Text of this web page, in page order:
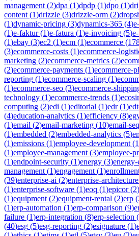
management (2)dpa (1)dpdp (1)dpo (1)
content (1)drizzle (3)drizzle-orm (2)
(1)dynamic-pricing (3)dynamics-365 (4)
(1)e-faktur(1)e-fatura (1)e-invoicing (5)
(1)ebay (3)ec2 (1)ecm (1)ecommerce (
(3)ecommerce-costs (1)ecommerce-
marketing (2)ecommerce-metrics (2)
(2)ecommerce-payments (1)ecommerce-
reporting (1)ecommerce-scaling (1)
(1)ecommerce-seo (3)ecommerce-
technology (1)ecommerce-trends (1)
computing (2)edi (1)editorial (1)edr(1)
(4)education-analytics (1)efficiency (8)
(1)email (2)email-marketing (10)email-
(1)embedded (2)embedded-analytics (5)
(1)emissions (1)employee-development (1
(1)employee-management (3)employee-
(1)endpoint-security (1)energy (3)
management (1)engagement (1)
(39)enterprise-ai (2)enterprise-architecture
(1)enterprise-software (1)eoq (1)epicor(2)
(1)equipment (2)equipment-rental (2)erp (
(1)erp-automation (1)erp-comparison (9)
failure (1)erp-integration (8)erp-selection (
(40)esg (5)esg-reporting (2)esignature (1)